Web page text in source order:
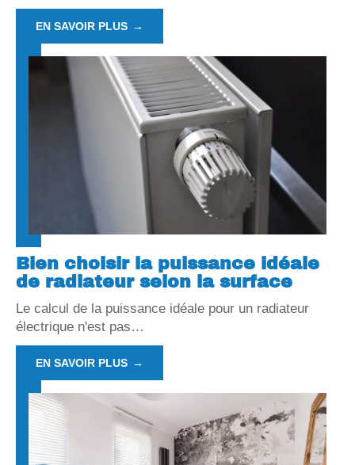
EN SAVOIR PLUS
Bien choisir la puissance idéale
de radiateur selon la surface
Le calcul de la puissance idéale pour un radiateur
électrique n'est pas…
EN SAVOIR PLUS